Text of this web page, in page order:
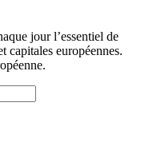
jour l’essentiel de
capitales européennes.